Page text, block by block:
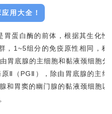
用大全！
胃蛋白酶的前体，根据其生化性
，1~5组分的免疫原性相同，称
胃底腺的主细胞和黏液颈细胞分
Ⅱ（PGⅡ），除由胃底腺的主细
和胃窦的幽门腺的黏液颈细胞以